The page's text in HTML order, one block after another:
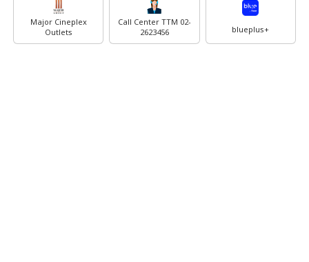
Major Cineplex
Outlets
Call Center TTM 02-
2623456
blueplus+